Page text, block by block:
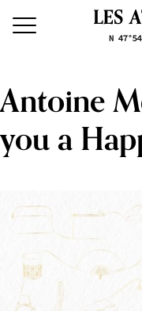
Antoine
you a